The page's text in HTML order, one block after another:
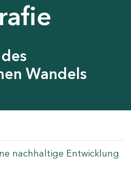
Wandels
nachhaltige Entwicklung